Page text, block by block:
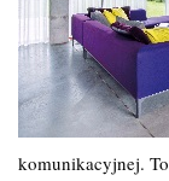
komunikacyjnej.